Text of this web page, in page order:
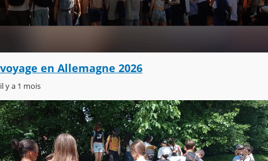
voyage en Allemagne 2026
il y a 1 mois